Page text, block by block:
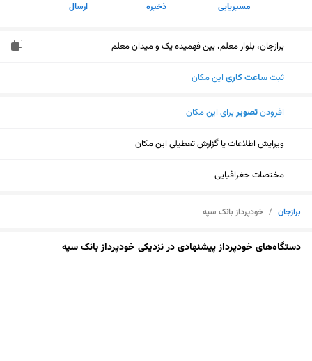
مسیریابی ذخیره ارسال
برازجان، بلوار معلم، بین فهمیده یک و میدان معلم
ثبتساعت کاری این مکان
افزودنتصویربرای این مکان
ویرایش اطلاعات یا گزارش تعطیلی این مکان
مختصات جغرافیایی
برازجان / خودپرداز بانک سپه
دستگاه‌های خودپرداز پیشنهادی در نزدیکی خودپرداز بانک سپه